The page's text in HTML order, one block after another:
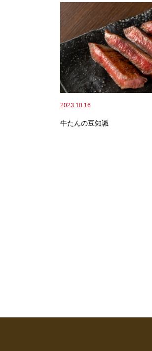
2023.10.16
牛たんの豆知識